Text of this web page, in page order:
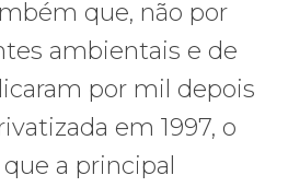
que, não por
ambientais e de
por mil depois
em 1997, o
a principal